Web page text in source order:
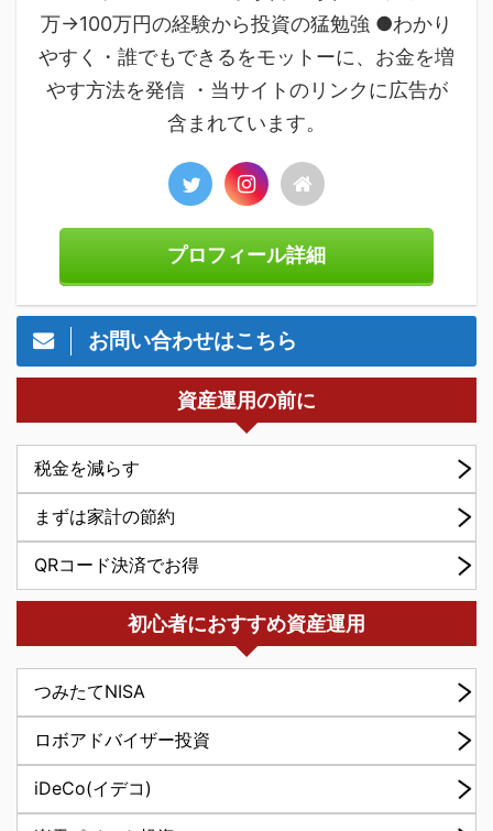
万→100万円の経験から投資の猛勉強 ●わかり
やすく・誰でもできるをモットーに、お金を増
やす方法を発信 ・当サイトのリンクに広告が
含まれています。
プロフィール詳細
お問い合わせはこちら
資産運用の前に
税金を減らす
まずは家計の節約
QRコード決済でお得
初心者におすすめ資産運用
つみたてNISA
ロボアドバイザー投資
iDeCo(イデコ)